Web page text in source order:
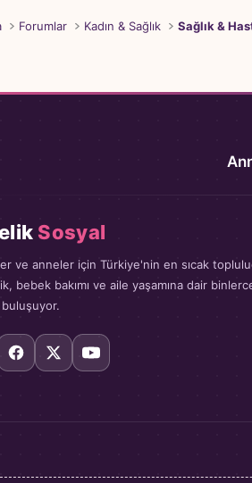
Forumlar Kadın & Sağlık Sağlık &
Sosyal
ve anneler için Türkiye'nin en sıcak
bebek bakımı ve aile yaşamına dair